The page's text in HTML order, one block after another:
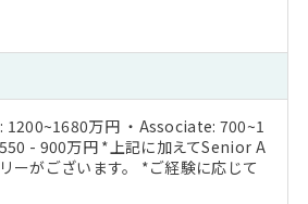
1200~1680万円 ・Associate: 700~1
- 900万円 *上記に加えてSenior A
ーがございます。 *ご経験に応じて